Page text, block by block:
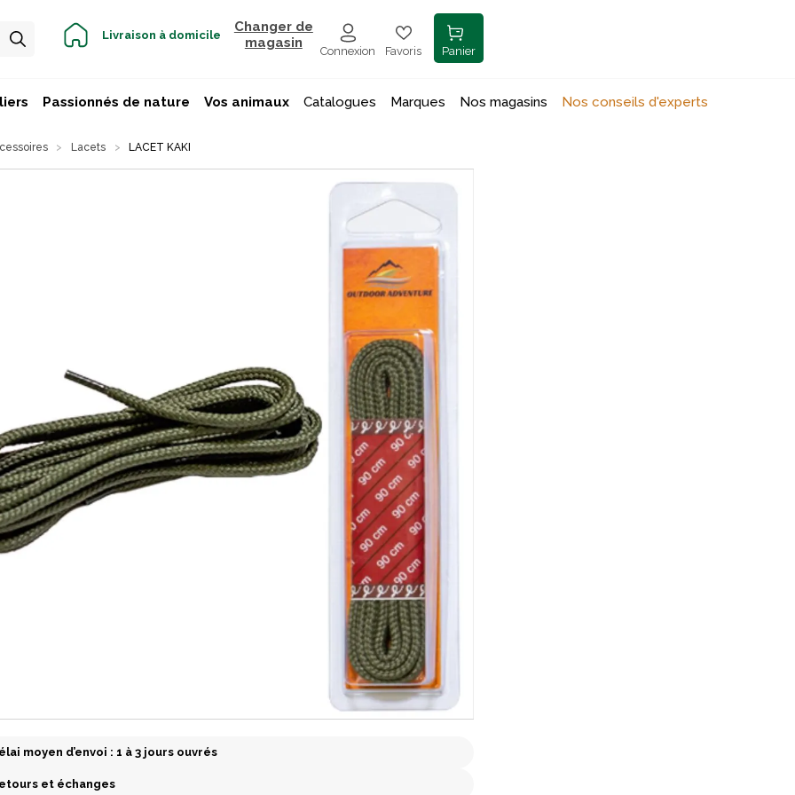
Livraison à domicile
Changer de
magasin
Connexion Favoris Panier
Passionnés de nature Vos animaux Catalogues Marques Nos magasins Nos conseils d'experts
Lacets LACET KAKI
moyen d’envoi : 1 à 3 jours ouvrés
et échanges